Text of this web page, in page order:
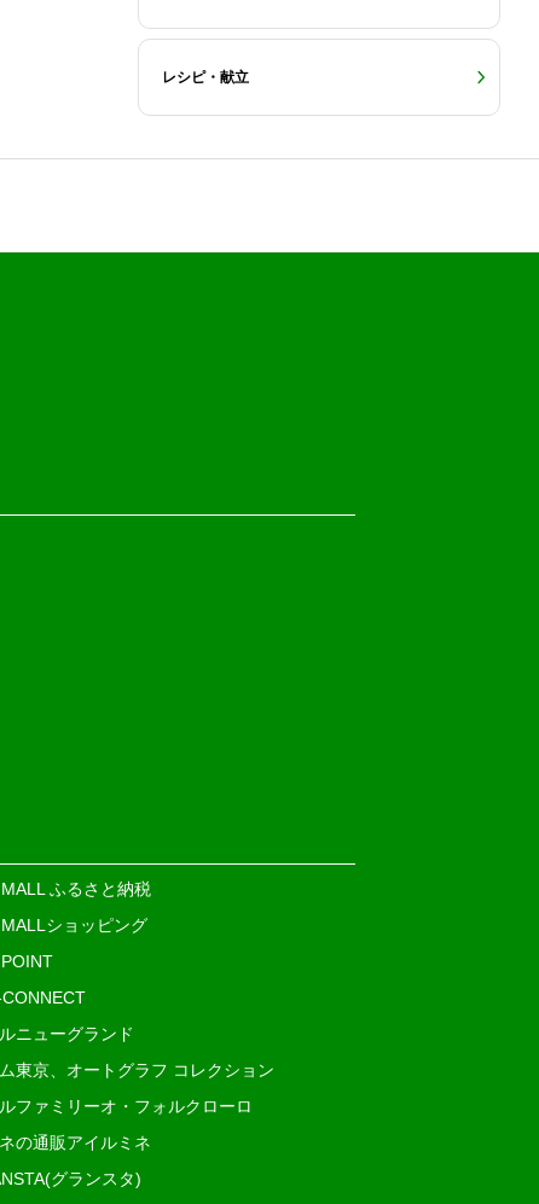
レシピ・献立
ふるさと納税
ショッピング
ニューグランド
東京、オートグラフ コレクション
ファミリーオ・フォルクローロ
の通販アイルミネ
グランスタ)